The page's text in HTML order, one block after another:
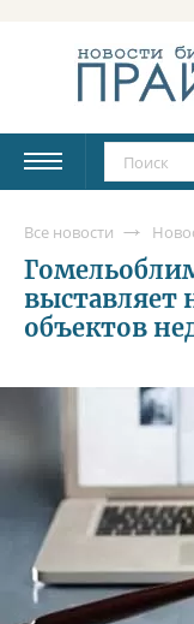
Все новости
выставляет
объектов